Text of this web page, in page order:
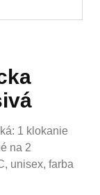
1 klokanie
na 2
unisex, farba